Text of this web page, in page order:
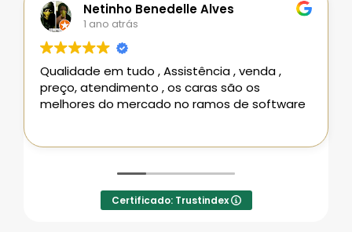
Netinho Benedelle Alves
1 ano atrás
Qualidade em tudo , Assistência , venda ,
preço, atendimento , os caras são os
melhores do mercado no ramos de software
Certificado: Trustindex